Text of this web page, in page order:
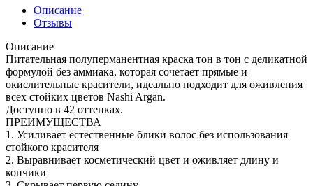
Описание
Отзывы
Описание
Питательная полуперманентная краска тон в тон с деликатной
формулой без аммиака, которая сочетает прямые и
окислительные красители, идеально подходит для оживления
всех стойких цветов Nashi Argan.
Доступно в 42 оттенках.
ПРЕИМУЩЕСТВА
1. Усиливает естественные блики волос без использования
стойкого красителя
2. Выравнивает косметический цвет и оживляет длину и
кончики